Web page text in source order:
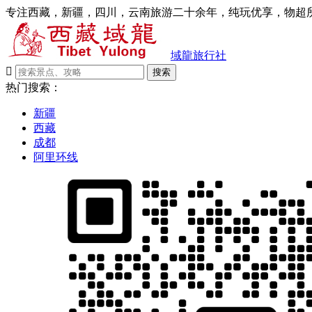
专注西藏，新疆，四川，云南旅游二十余年，纯玩优享，物超
域龍旅行社

搜索
热门搜索：
新疆
西藏
成都
阿里环线